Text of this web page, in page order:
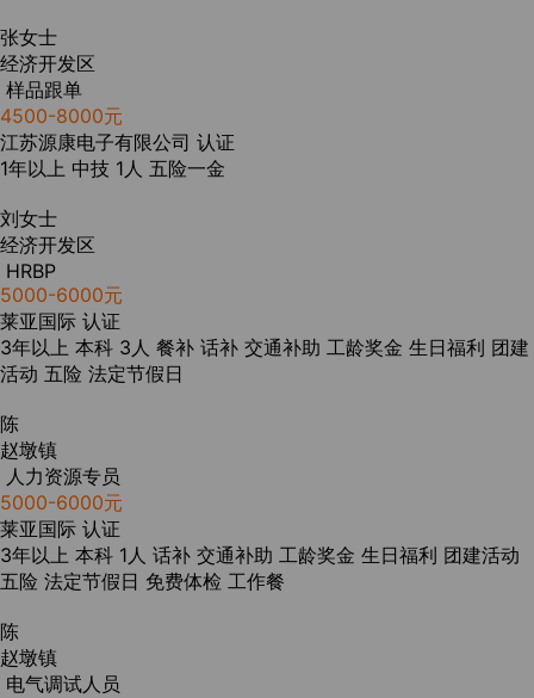
张女士
经济开发区
样品跟单
4500-8000元
江苏源康电子有限公司 认证
1年以上 中技 1人 五险一金
刘女士
经济开发区
HRBP
5000-6000元
莱亚国际 认证
3年以上 本科 3人 餐补 话补 交通补助 工龄奖金 生日福利 团建
活动 五险 法定节假日
陈
赵墩镇
人力资源专员
5000-6000元
莱亚国际 认证
3年以上 本科 1人 话补 交通补助 工龄奖金 生日福利 团建活动
五险 法定节假日 免费体检 工作餐
陈
赵墩镇
电气调试人员